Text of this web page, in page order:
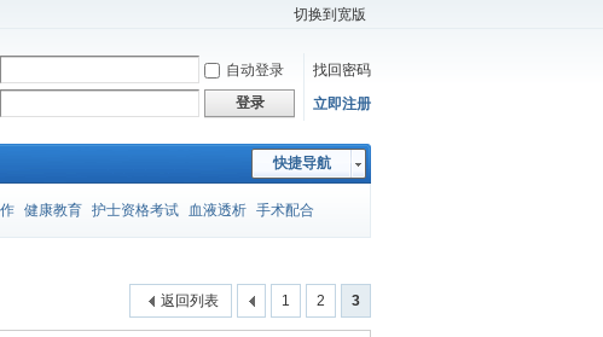
切换到宽版
自动登录
找回密码
登录 立即注册
快捷导航
健康教育 护士资格考试 血液透析 手术配合
课件 医院温馨提示 进修申请
1 2 3
返回列表